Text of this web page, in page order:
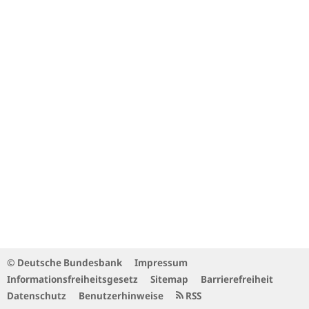
© Deutsche Bundesbank
Impressum
Informationsfreiheitsgesetz
Sitemap
Barrierefreiheit
Datenschutz
Benutzerhinweise RSS